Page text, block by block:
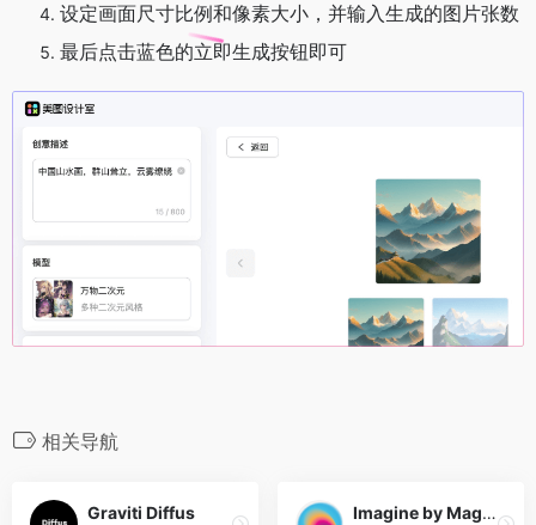
设定画面尺寸比例和像素大小，并输入生成的图片张数
最后点击蓝色的立即生成按钮即可
相关导航
Graviti Diffus Imagine by Magic Studio